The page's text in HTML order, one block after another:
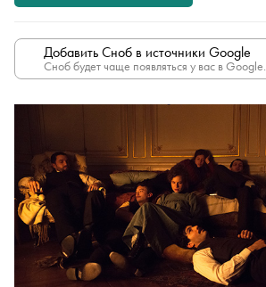
Добавить Сноб в источники Google
Сноб будет чаще появляться у вас в Google.